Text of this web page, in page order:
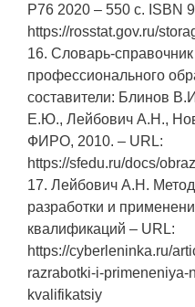
Р76 2020 – 550 с. ISBN
https://rosstat.gov.ru/
16. Словарь-
профессионального
составители: Блинов
Е.Ю., Лейбович А.Н.,
ФИРО, 2010. – URL:
https://sfedu.ru/docs/
17. Лейбович А.Н.
разработки и
квалификаций – URL:
https://cyberleninka.ru/
razrabotki-i-primeneniya-
kvalifikatsiy